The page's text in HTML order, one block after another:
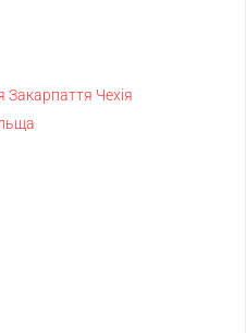
Закарпаття Чехія